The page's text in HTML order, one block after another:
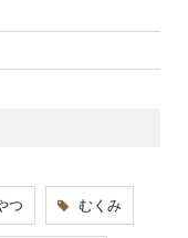
つ むくみ